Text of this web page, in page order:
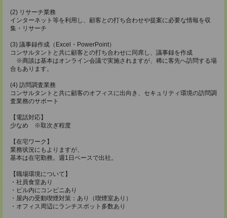
(2) リサーチ業務
インターネット等を利用し、顧客との打ち合わせや提案に必要な情報を収
集・リサーチ
(3) 議事録作成（Excel・PowerPoint）
コンサルタントと共に顧客との打ち合わせに同席し、議事録を作成
※商談は基本はオンライン会議で実施されますが、稀に客先へ訪問する場
合もあります。
(4) 訪問調査業務
コンサルタントと共に顧客のオフィスに出向き、セキュリティ環境の訪問調
査業務のサポート
【電話対応】
少なめ ※取次ぎ程度
【在宅ワーク】
業務状況にもよりますが、
基本は在宅勤務。週1日ペースで出社。
【職場環境について】
・社員食堂あり
・ビル内にコンビニあり
・屋内の受動喫煙対策：あり（喫煙室あり）
・オフィス周辺にランチスポット多数あり